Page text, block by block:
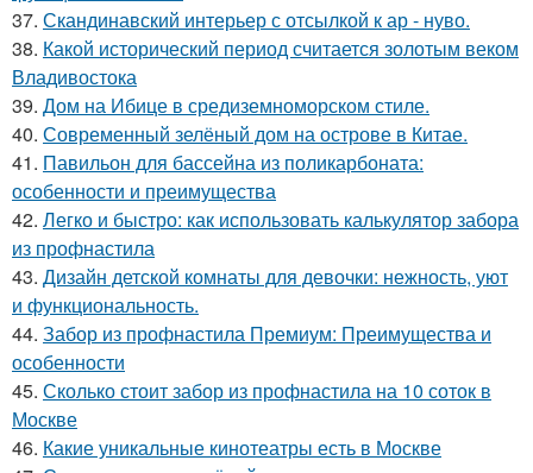
37. Скандинавский интерьер с отсылкой к ар - нуво.
38. Какой исторический период считается золотым веком
Владивостока
39. Дом на Ибице в средиземноморском стиле.
40. Современный зелёный дом на острове в Китае.
41. Павильон для бассейна из поликарбоната:
особенности и преимущества
42. Легко и быстро: как использовать калькулятор забора
из профнастила
43. Дизайн детской комнаты для девочки: нежность, уют
и функциональность.
44. Забор из профнастила Премиум: Преимущества и
особенности
45. Сколько стоит забор из профнастила на 10 соток в
Москве
46. Какие уникальные кинотеатры есть в Москве